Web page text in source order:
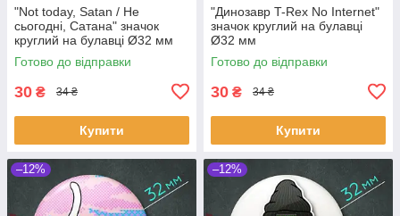
"Not today, Satan / Не
сьогодні, Сатана" значок
круглий на булавці Ø32 мм
Готово до відправки
30 ₴ 34 ₴
Купити
"Динозавр T-Rex No Internet"
значок круглий на булавці
Ø32 мм
Готово до відправки
30 ₴ 34 ₴
Купити
–12% –12%